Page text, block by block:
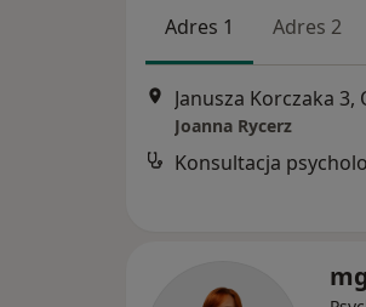
Adres 1 Adres 2
Janusza Korczaka 3,
Joanna Rycerz
Konsultacja